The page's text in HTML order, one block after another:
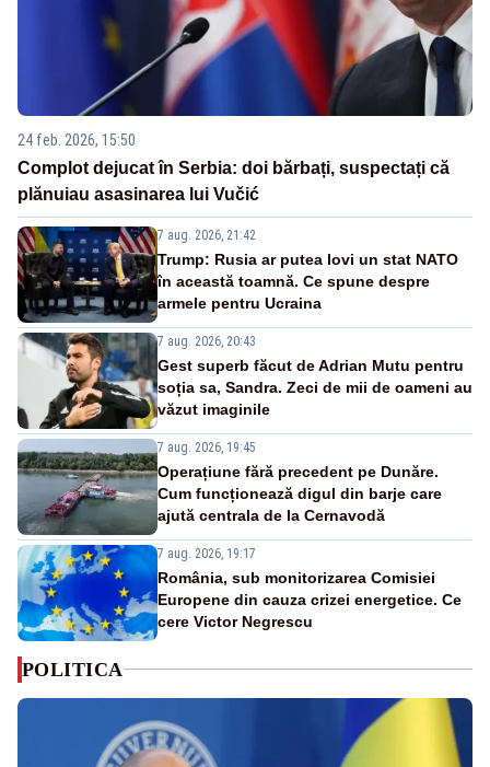
24 feb. 2026, 15:50
Complot dejucat în Serbia: doi bărbați, suspectați că
plănuiau asasinarea lui Vučić
7 aug. 2026, 21:42
Trump: Rusia ar putea lovi un stat NATO
în această toamnă. Ce spune despre
armele pentru Ucraina
7 aug. 2026, 20:43
Gest superb făcut de Adrian Mutu pentru
soția sa, Sandra. Zeci de mii de oameni au
văzut imaginile
7 aug. 2026, 19:45
Operațiune fără precedent pe Dunăre.
Cum funcționează digul din barje care
ajută centrala de la Cernavodă
7 aug. 2026, 19:17
România, sub monitorizarea Comisiei
Europene din cauza crizei energetice. Ce
cere Victor Negrescu
POLITICA